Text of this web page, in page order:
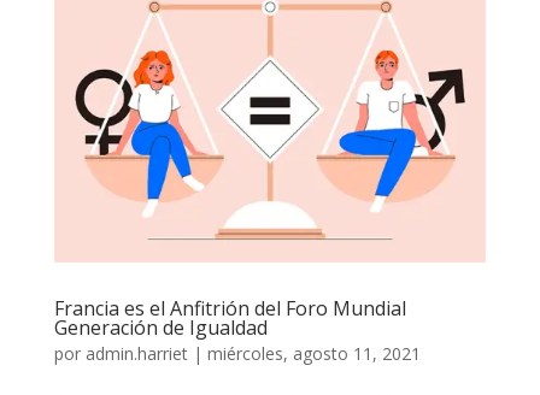
Francia es el Anfitrión del Foro Mundial
Generación de Igualdad
por admin.harriet| miércoles, agosto 11, 2021